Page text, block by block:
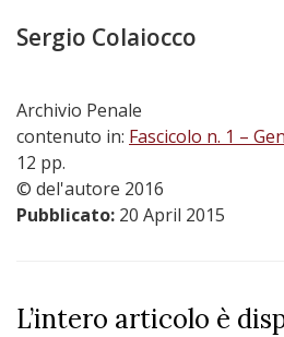
Sergio Colaiocco
Archivio Penale
contenuto in: Fascicolo n. 1 –
12 pp.
© del'autore 2016
Pubblicato: 20 April 2015
L’intero articolo è